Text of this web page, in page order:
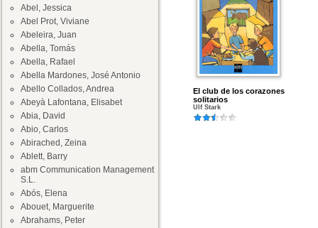
Abel, Jessica
Abel Prot, Viviane
Abeleira, Juan
Abella, Tomás
Abella, Rafael
Abella Mardones, José Antonio
Abello Collados, Andrea
Abeyà Lafontana, Elisabet
Abia, David
Abio, Carlos
Abirached, Zeina
Ablett, Barry
abm Communication Management
S.L.
Abós, Elena
Abouet, Marguerite
Abrahams, Peter
El club de los corazones
solitarios
Ulf Stark